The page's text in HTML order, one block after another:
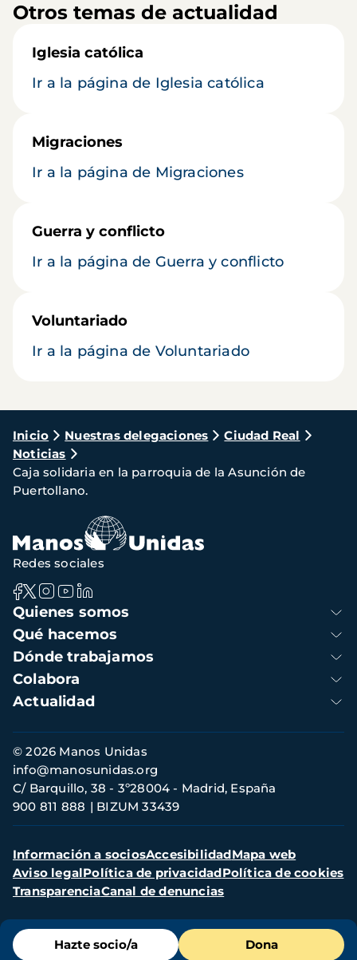
Otros temas de actualidad
Iglesia católica
Ir a la página de Iglesia católica
Migraciones
Ir a la página de Migraciones
Guerra y conflicto
Ir a la página de Guerra y conflicto
Voluntariado
Ir a la página de Voluntariado
Ruta
de
navegación
Inicio Nuestras delegaciones
Ciudad Real
Noticias
Caja solidaria en la parroquia de la Asunción de
Puertollano.
Menú
de
Hazte socio/a Dona
Navegación
principal
Quienes somos
Qué hacemos
Dónde trabajamos
Colabora
Actualidad
Redes sociales
Información
de
contacto
© 2026 Manos Unidas
C/ Barquillo, 38 - 3º28004 - Madrid, España
900 811 888
BIZUM 33439
info@manosunidas.org
Menú
secundario
Información a sociosAccesibilidadMapa web
Aviso legalPolítica de privacidadPolítica de cookies
TransparenciaCanal de denuncias